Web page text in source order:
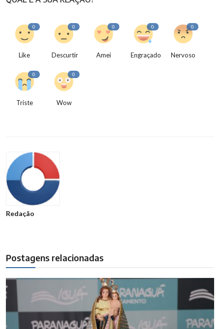
0
Like
0
Descurtir
0
Amei
0
Engraçado
0
Nervoso
0
Triste
0
Wow
Redação
Postagens relacionadas